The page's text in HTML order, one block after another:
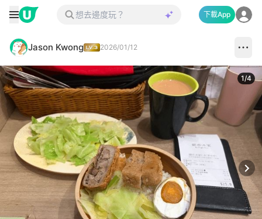
下載App
Jason Kwong 2026/01/12
1/4